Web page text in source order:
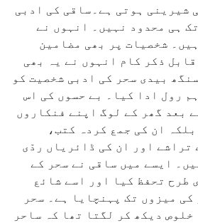
شیرینی ہوتی ہے۔ساقی کی ادبی
ہی محدود نہیں۔ انہوں نے
شخصیات پر بھی مضامین
ذکر کام انہوں نے یہ بھی
بیدی سحر کی ادبی شخصیت کو
رول ادا کیا۔ بے حسوں کی اس
بعد گھر کے لوگ اپنے فنکاروں
ان کی جمع کردہ کتب،
تراشے اور ان کی ڈائریاں ردّی
ایسے میں ساقی نے سحر کے
طرح تحفظ کیا اور اسے شائع
میزوں تک پہنچایا ہے۔ سحر
دیکھ کر لگتا تھا کہ ساحر